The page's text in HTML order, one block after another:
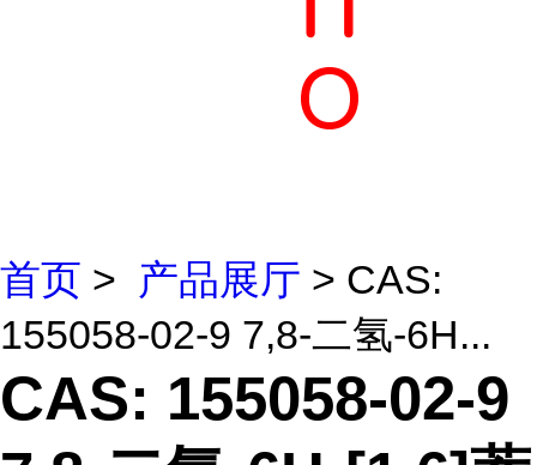
首页 > 产品展厅 > CAS:
155058-02-9 7,8-二氢-6H...
CAS: 155058-02-9